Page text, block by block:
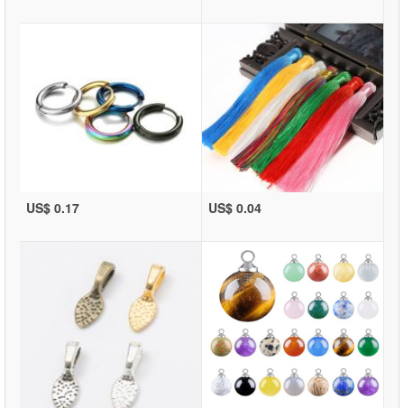
US$ 0.17 US$ 0.04